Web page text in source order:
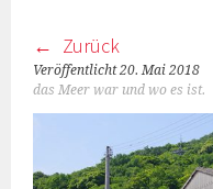
Zurück
Veröffentlicht20. Mai 2018
das Meer war und wo es ist.